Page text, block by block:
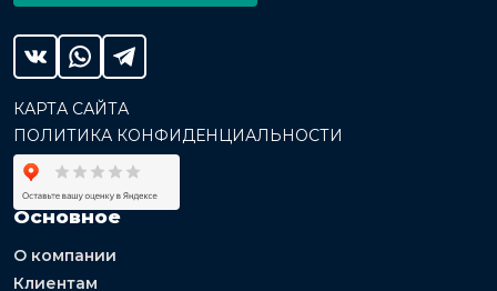
КАРТА САЙТА
ПОЛИТИКА КОНФИДЕНЦИАЛЬНОСТИ
Основное
О компании
Клиентам